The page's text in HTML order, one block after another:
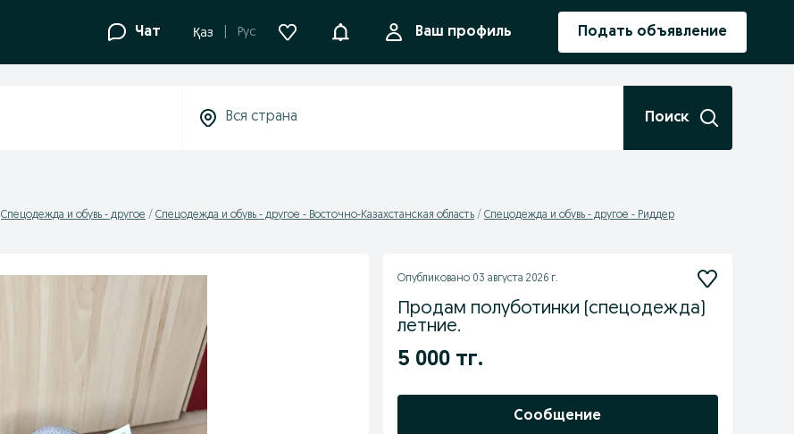
Чат Қаз Рус УведомленияВаш профиль Подать объявление
Поиск
Спецодежда и обувь - другое Спецодежда и обувь - другое - Восточно-Казахстанская область Спецодежда и обувь - другое - Риддер
Опубликовано 03 августа 2026 г.
Продам полуботинки (спецодежда)
летние.
5 000 тг.
Сообщение